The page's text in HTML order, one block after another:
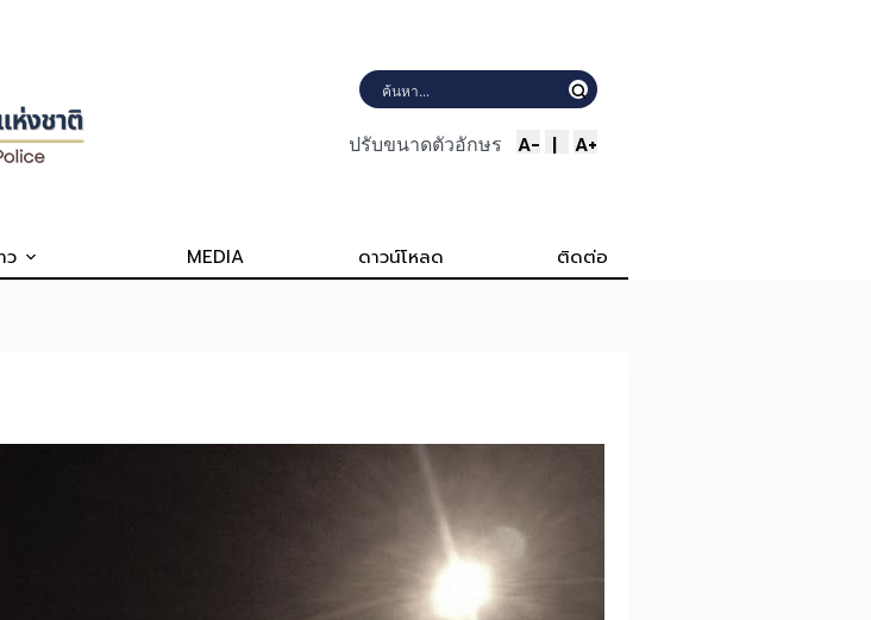
ปรับขนาดตัวอักษร A- | A+
ว MEDIA ดาวน์โหลด ติดต่อ